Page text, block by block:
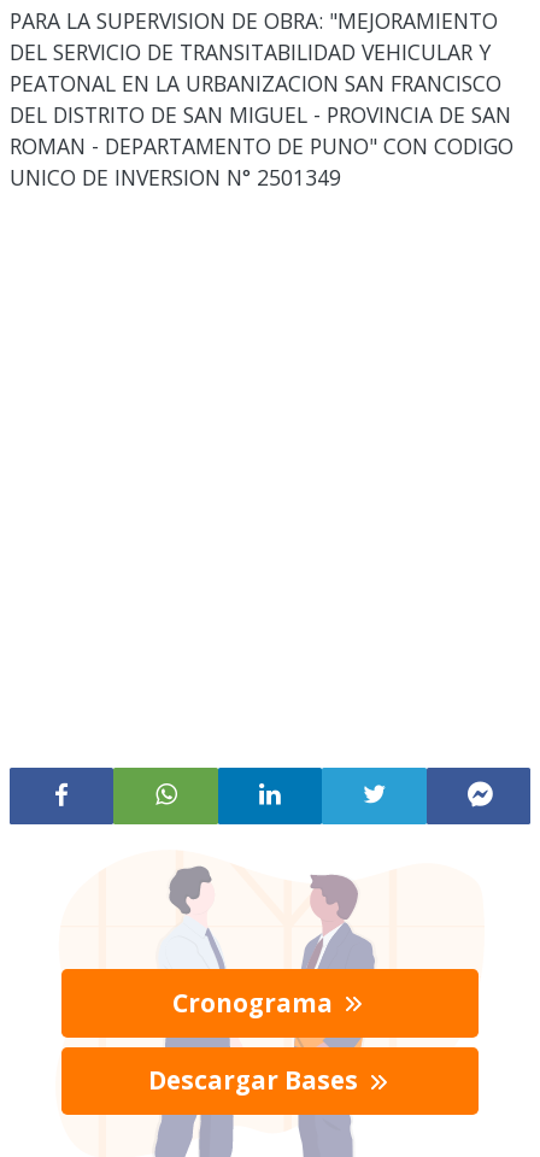
PARA LA SUPERVISION DE OBRA: "MEJORAMIENTO
DEL SERVICIO DE TRANSITABILIDAD VEHICULAR Y
PEATONAL EN LA URBANIZACION SAN FRANCISCO
DEL DISTRITO DE SAN MIGUEL - PROVINCIA DE SAN
ROMAN - DEPARTAMENTO DE PUNO" CON CODIGO
UNICO DE INVERSION N° 2501349
Cronograma
Descargar Bases